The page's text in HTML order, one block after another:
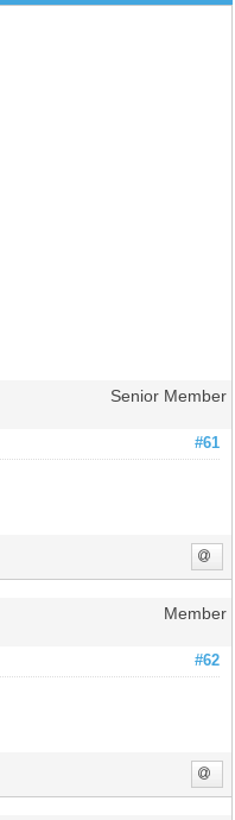
Senior Member
#61
Member
#62